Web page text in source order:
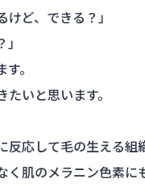
ど、できる？」
。
いと思います。
応して毛の生える組
肌のメラニン色素に